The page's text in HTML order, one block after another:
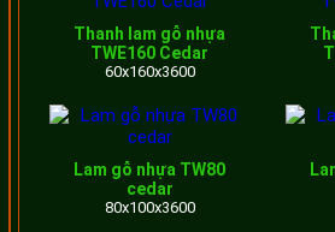
Ảnh thực tế công trình lắp đặt
Thanh lam gỗ nhựa 40x90 làm
Các mẫu thi công lam gỗ
Thanh lam gỗ nhựa
TWE160 Cedar
60x160x3600
Lam gỗ nhựa TW80
cedar
80x100x3600